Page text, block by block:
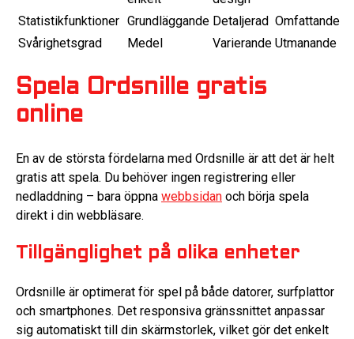
Statistikfunktioner Grundläggande Detaljerad Omfattande
Svårighetsgrad
Medel Varierande Utmanande
Spela Ordsnille gratis
online
En av de största fördelarna med Ordsnille är att det är helt
gratis att spela. Du behöver ingen registrering eller
nedladdning – bara öppna webbsidan och börja spela
direkt i din webbläsare.
Tillgänglighet på olika enheter
Ordsnille är optimerat för spel på både datorer, surfplattor
och smartphones. Det responsiva gränssnittet anpassar
sig automatiskt till din skärmstorlek, vilket gör det enkelt